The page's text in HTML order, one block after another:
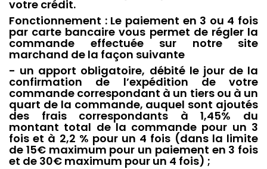
votre crédit.
Fonctionnement : Le paiement en 3 ou 4 fois
par carte bancaire vous permet de régler la
commande effectuée sur notre site
marchand de la façon suivante
- un apport obligatoire, débité le jour de la
confirmation de l’expédition de votre
commande correspondant à un tiers ou à un
quart de la commande, auquel sont ajoutés
des frais correspondants à 1,45% du
montant total de la commande pour un 3
fois et à 2,2 % pour un 4 fois (dans la limite
de 15€ maximum pour un paiement en 3 fois
et de 30€ maximum pour un 4 fois) ;